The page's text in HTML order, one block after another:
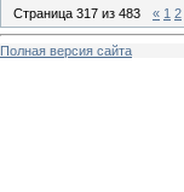
Страница 317 из 483 « 1 2
Полная версия сайта